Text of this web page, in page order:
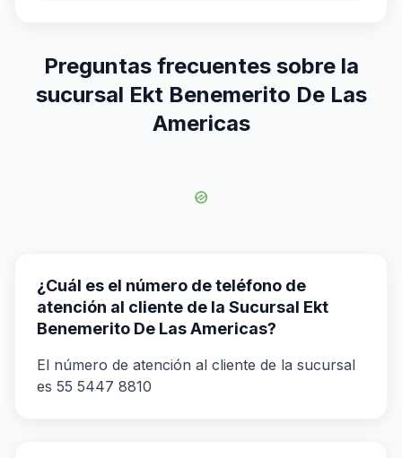
Preguntas frecuentes sobre la
sucursal Ekt Benemerito De Las
Americas
¿Cuál es el número de teléfono de
atención al cliente de la Sucursal Ekt
Benemerito De Las Americas?
El número de atención al cliente de la sucursal
es 55 5447 8810